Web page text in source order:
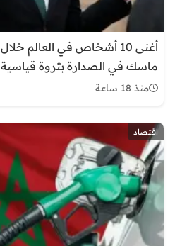
ماسك في الصدارة بثروة قياسية
منذ 18 ساعة
اقتصاد